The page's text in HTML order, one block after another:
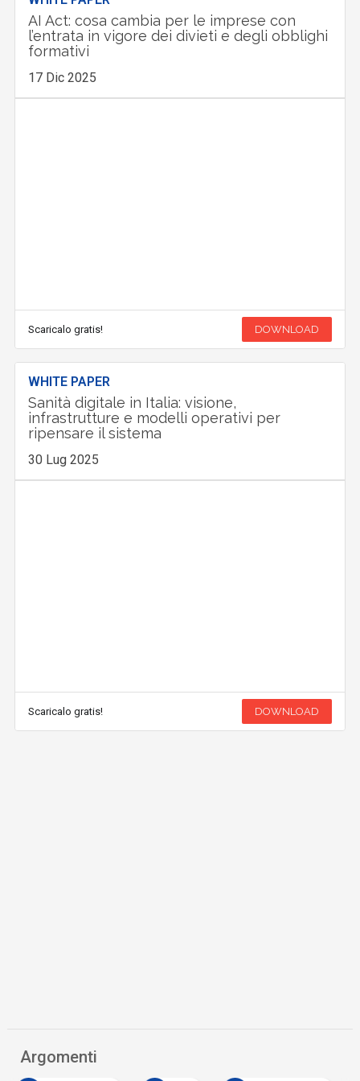
AI Act: cosa cambia per le imprese con
l’entrata in vigore dei divieti e degli obblighi
formativi
17 Dic 2025
Scaricalo gratis! DOWNLOAD
WHITE PAPER
Sanità digitale in Italia: visione,
infrastrutture e modelli operativi per
ripensare il sistema
30 Lug 2025
Scaricalo gratis! DOWNLOAD
Argomenti